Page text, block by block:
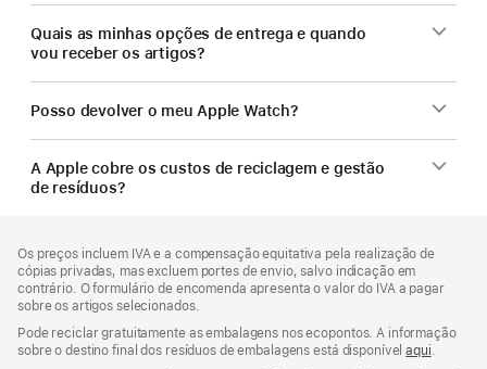
Quais as minhas opções de entrega e quando
vou receber os artigos?
Posso devolver o meu Apple Watch?
A Apple cobre os custos de reciclagem e gestão
de resíduos?
de
rodapé
Os preços incluem IVA e a compensação equitativa pela realização de
cópias privadas, mas excluem portes de envio, salvo indicação em
contrário. O formulário de encomenda apresenta o valor do IVA a pagar
sobre os artigos selecionados.
Pode reciclar gratuitamente as embalagens nos ecopontos. A informação
sobre o destino final dos resíduos de embalagens está disponívelaqui.